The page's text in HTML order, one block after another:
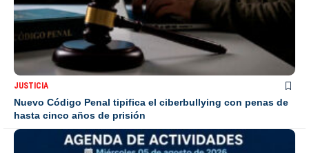
JUSTICIA
Nuevo Código Penal tipifica el ciberbullying con penas de
hasta cinco años de prisión